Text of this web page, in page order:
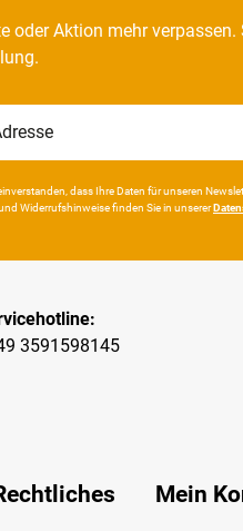
oder Aktion mehr
dass Ihre Da­ten für unseren
Wider­rufshin­weise finden Sie in unserer
3591598145
Mein